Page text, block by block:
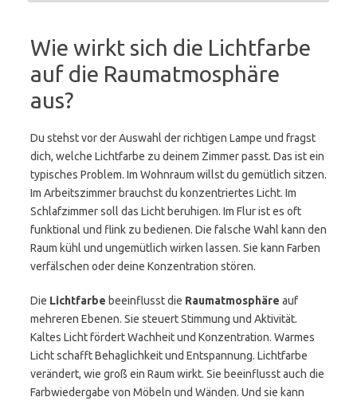
Wie wirkt sich die Lichtfarbe
auf die Raumatmosphäre
aus?
Du stehst vor der Auswahl der richtigen Lampe und fragst
dich, welche Lichtfarbe zu deinem Zimmer passt. Das ist ein
typisches Problem. Im Wohnraum willst du gemütlich sitzen.
Im Arbeitszimmer brauchst du konzentriertes Licht. Im
Schlafzimmer soll das Licht beruhigen. Im Flur ist es oft
funktional und flink zu bedienen. Die falsche Wahl kann den
Raum kühl und ungemütlich wirken lassen. Sie kann Farben
verfälschen oder deine Konzentration stören.
Die Lichtfarbe beeinflusst die Raumatmosphäre auf
mehreren Ebenen. Sie steuert Stimmung und Aktivität.
Kaltes Licht fördert Wachheit und Konzentration. Warmes
Licht schafft Behaglichkeit und Entspannung. Lichtfarbe
verändert, wie groß ein Raum wirkt. Sie beeinflusst auch die
Farbwiedergabe von Möbeln und Wänden. Und sie kann